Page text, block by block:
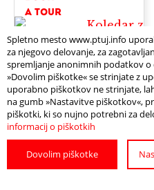
A TOUR
GET THE
Spletno mesto www.ptuj.info
za njegovo delovanje, za
spremljanje anonimnih podatkov
»Dovolim piškotke« se strinjate z
uporabno piškotkov ne strinjate,
na gumb »Nastavitve piškotkov«,
piškotki, ki so nujno potrebni za
informacij o piškotkih
Dovolim piškotke